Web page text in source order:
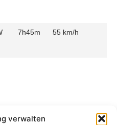
verwalten
7h45m 55 km/h